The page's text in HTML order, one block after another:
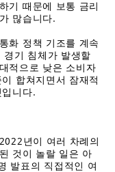
기 때문에 보통 금리
많습니다.
화 정책 기조를 계속
기 침체가 발생할
적으로 낮은 소비자
합쳐지면서 잠재적
니다.
년이 여러 차례의
것이 놀랄 일은 아
발표의 직접적인 여